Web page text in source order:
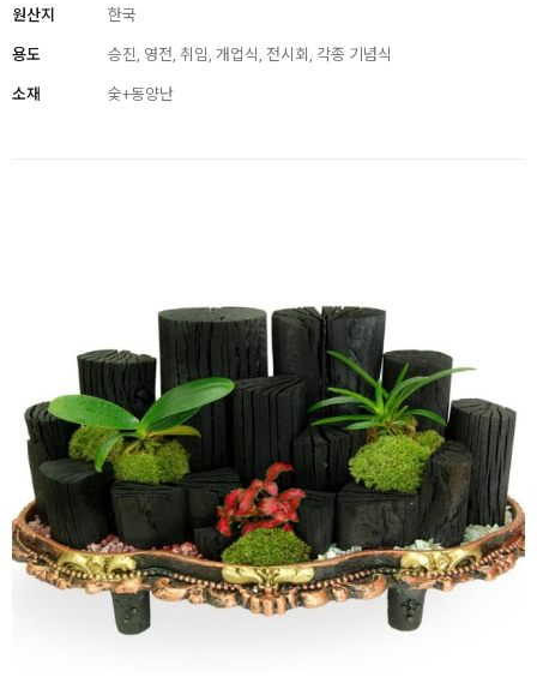
원산지 한국
용도 승진, 영전, 취임, 개업식, 전시회, 각종 기념식
소재 숯+동양난